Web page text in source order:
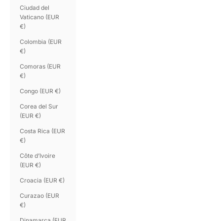
Ciudad del
Vaticano (EUR
€)
Colombia (EUR
€)
Comoras (EUR
€)
Congo (EUR €)
Corea del Sur
(EUR €)
Costa Rica (EUR
€)
Côte d’Ivoire
(EUR €)
Croacia (EUR €)
Curazao (EUR
€)